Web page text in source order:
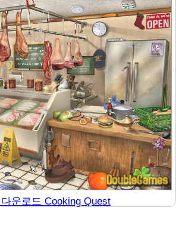
운로드 Cooking Quest